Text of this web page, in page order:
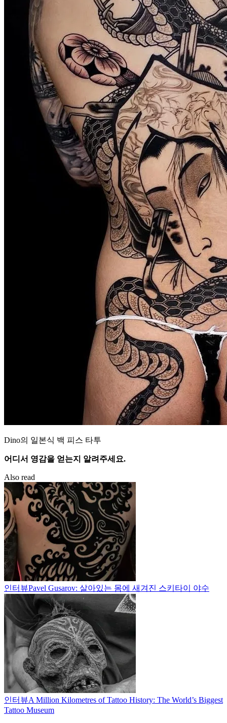
Dino의 일본식 백 피스 타투
어디서 영감을 얻는지 알려주세요.
Also read
인터뷰Pavel Gusarov: 살아있는 몸에 새겨진 스키타이 야수
인터뷰A Million Kilometres of Tattoo History: The World’s Biggest
Tattoo Museum